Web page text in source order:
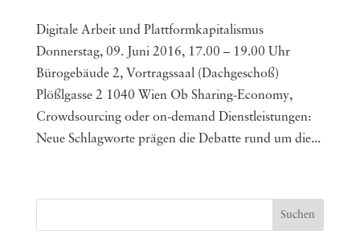
Digitale Arbeit und Plattformkapitalismus
Donnerstag, 09. Juni 2016, 17.00 – 19.00 Uhr
Bürogebäude 2, Vortragssaal (Dachgeschoß)
Plößlgasse 2 1040 Wien Ob Sharing-Economy,
Crowdsourcing oder on-demand Dienstleistungen:
Neue Schlagworte prägen die Debatte rund um die...
Suchen